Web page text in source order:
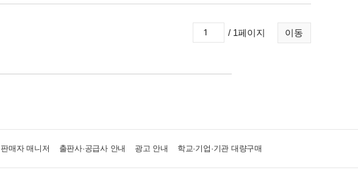
이동
/ 1페이지
판매자 매니저 출판사·공급사 안내 광고 안내 학교·기업·기관 대량구매